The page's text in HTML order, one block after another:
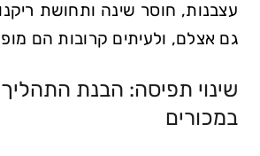
עצבנות, חוסר שינה ותחושת
גם אצלם, ולעיתים קרובות הם
שינוי תפיסה: הבנת
במכורים